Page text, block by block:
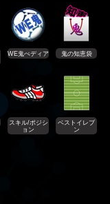
WE鬼ぺディア 鬼の知恵袋
スキル/ポジシ
ョン
ベストイレブ
ン